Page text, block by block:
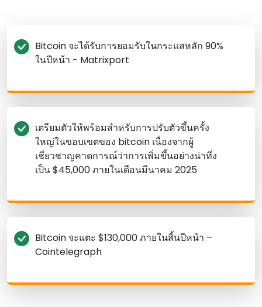
Bitcoin จะได้รับการยอมรับในกระแสหลัก 90%
ในปีหน้า - Matrixport
เตรียมตัวให้พร้อมสําหรับการปรับตัวขึ้นครั้ง
ใหญ่ในขอบเขตของ bitcoin เนื่องจากผู้
เชี่ยวชาญคาดการณ์ว่าการเพิ่มขึ้นอย่างน่าทึ่ง
เป็น $45,000 ภายในเดือนมีนาคม 2025
Bitcoin จะแตะ $130,000 ภายในสิ้นปีหน้า –
Cointelegraph